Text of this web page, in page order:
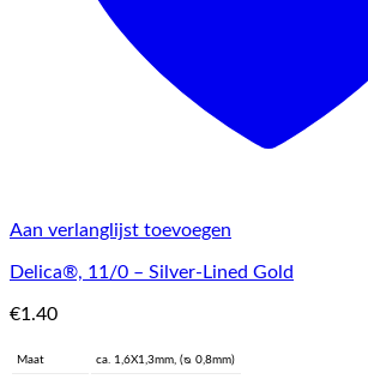
Aan verlanglijst toevoegen
Delica®, 11/0 – Silver-Lined Gold
€1.40
Maat ca. 1,6X1,3mm, (ᴓ 0,8mm)